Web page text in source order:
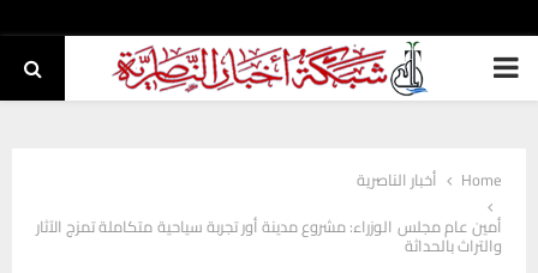
PRIMARY
Home
أخبار الناصرية
أمين عام مجلس الوزراء: مشروع مدينة أور تجربة سياحية متكاملة تمزج الآثار
والتراث بالحداثة